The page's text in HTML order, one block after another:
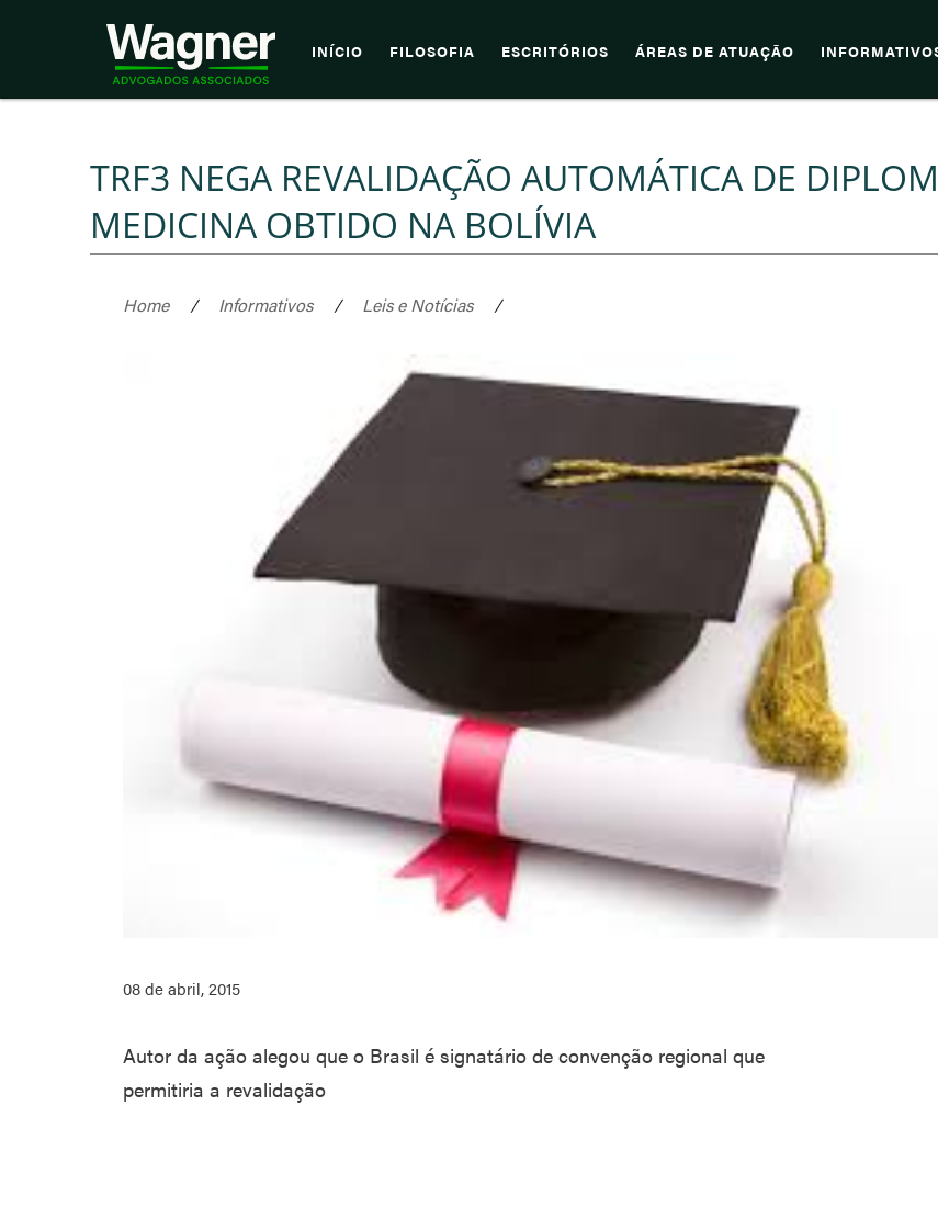
INÍCIO FILOSOFIA ESCRITÓRIOS ÁREAS DE ATUAÇÃO
TRF3 NEGA REVALIDAÇÃO AUTOMÁTICA DE
MEDICINA OBTIDO NA BOLÍVIA
Home / Informativos / Leis e Notícias /
08 de abril, 2015
Autor da ação alegou que o Brasil é signatário de convenção regional que
permitiria a revalidação